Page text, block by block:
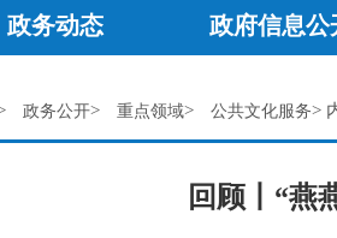
政务动态 政府信息公
政务公开> 重点领域> 公共文化服务>
回顾丨“